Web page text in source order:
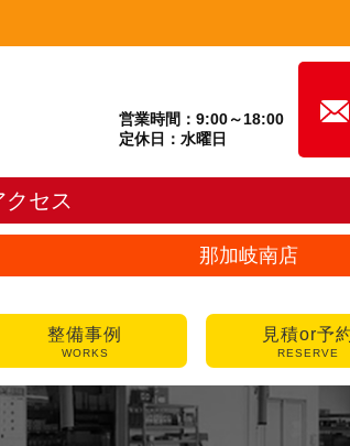
営業時間：9:00～18:00
定休日：水曜日
セス
那加岐南店
整備事例
WORKS
見積or予
RESERVE